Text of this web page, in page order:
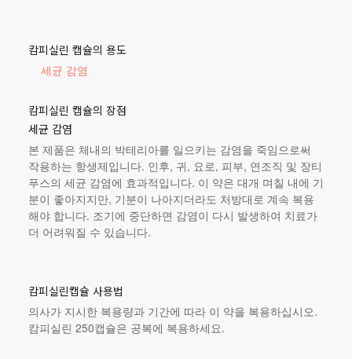
캄피실린 캡슐의 용도
세균 감염
캄피실린 캡슐의 장점
세균 감염
본 제품은 체내의 박테리아를 일으키는 감염을 죽임으로써
작용하는 항생제입니다. 인후, 귀, 요로, 피부, 연조직 및 장티
푸스의 세균 감염에 효과적입니다. 이 약은 대개 며칠 내에 기
분이 좋아지지만, 기분이 나아지더라도 처방대로 계속 복용
해야 합니다. 조기에 중단하면 감염이 다시 발생하여 치료가
더 어려워질 수 있습니다.
캄피실린캡슐 사용법
의사가 지시한 복용량과 기간에 따라 이 약을 복용하십시오.
캄피실린 250캡슐은 공복에 복용하세요.